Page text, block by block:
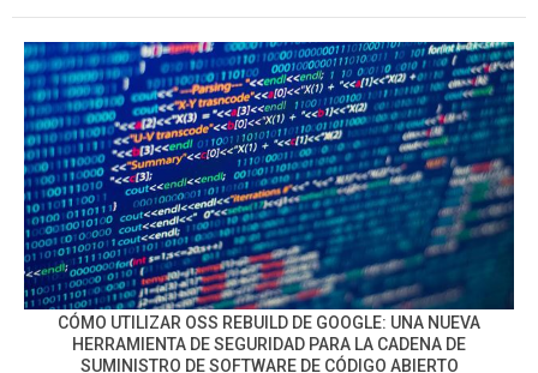
CÓMO UTILIZAR OSS REBUILD DE GOOGLE: UNA NUEVA
HERRAMIENTA DE SEGURIDAD PARA LA CADENA DE
SUMINISTRO DE SOFTWARE DE CÓDIGO ABIERTO